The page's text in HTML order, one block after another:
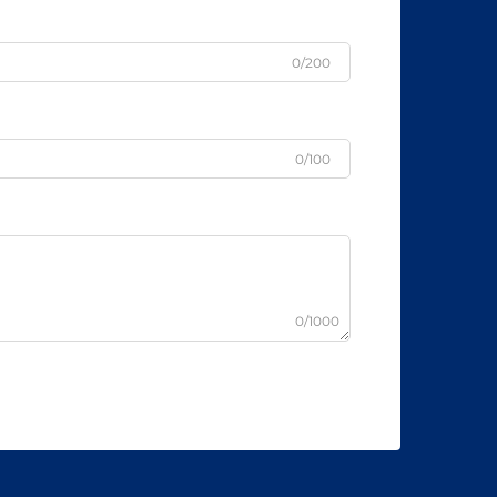
0/200
0/100
0/1000